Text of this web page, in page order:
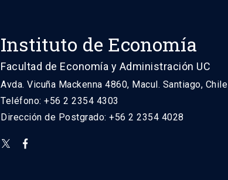
Instituto de Economía
Facultad de Economía y Administración UC
Avda. Vicuña Mackenna 4860, Macul. Santiago, Chile
Teléfono: +56 2 2354 4303
Dirección de Postgrado: +56 2 2354 4028